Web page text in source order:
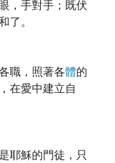
，手對手；既伏
了。
職，照著各體的
在愛中建立自
耶穌的門徒，只